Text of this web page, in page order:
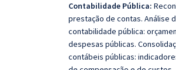
Contabilidade Pública:
prestação de contas. Análise
contabilidade pública:
despesas públicas.
contábeis públicas: